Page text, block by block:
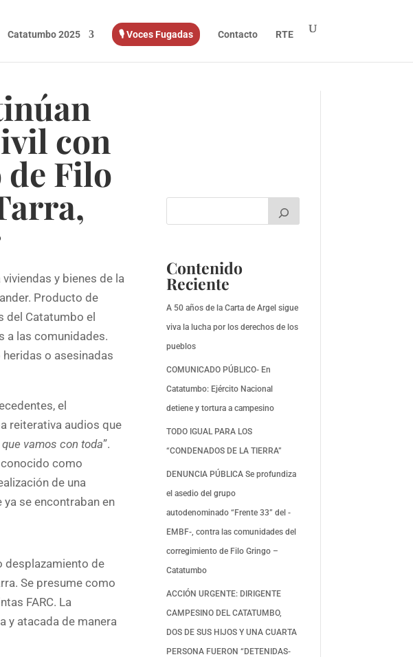
Catatumbo 2025 🎙️ Voces Fugadas Contacto RTE
con
Filo
y bienes de la
Producto de
del Catatumbo el
a las comunidades.
o asesinadas
el
reiterativa audios que
vamos con toda”.
como
de una
se encontraban en
desplazamiento de
Se presume como
FARC. La
y atacada de manera
Contenido
Reciente
A 50 años de la Carta de Argel sigue
viva la lucha por los derechos de los
pueblos
COMUNICADO PÚBLICO- En
Catatumbo: Ejército Nacional
detiene y tortura a campesino
TODO IGUAL PARA LOS
“CONDENADOS DE LA TIERRA”
DENUNCIA PÚBLICA Se profundiza
el asedio del grupo
autodenominado “Frente 33” del -
EMBF-, contra las comunidades del
corregimiento de Filo Gringo –
Catatumbo
ACCIÓN URGENTE: DIRIGENTE
CAMPESINO DEL CATATUMBO,
DOS DE SUS HIJOS Y UNA CUARTA
PERSONA FUERON “DETENIDAS-